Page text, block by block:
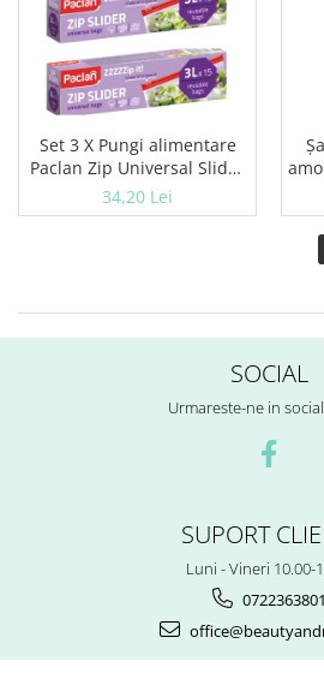
Set 3 X Pungi alimentare
Paclan Zip Universal Slider
3l 15buc
34,20 Lei
SOCIAL
Urmareste-ne in
SUPORT
Luni - Vineri 10.00-
0722363801